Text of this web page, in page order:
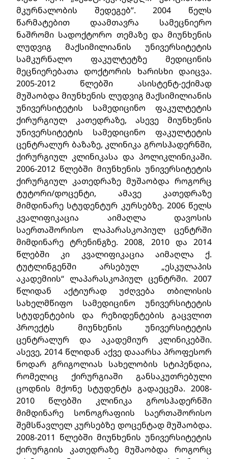
მკურნალობის შედეგებ”. 2004 წელს
წარმატებით დაამთავრა სამეცნიერო
ნაშრომი სადოქტორო თემაზე და მიუნხენის
ლუდვიგ მაქსიმილიანის უნივერსიტეტის
სამკურნალო ფაკულტეტზე მედიცინის
მეცნიერებათა დოქტორის ხარისხი დაიცვა.
2005-2012 წლებში ასისტენტ-ექიმად
მუშაობდა მიუნხენის ლუდვიგ მაქსიმილიანის
უნივერსიტეტის სამედიცინო ფაკულტეტის
ქირურგიულ კათედრაზე, ასევე მიუნხენის
უნივერსიტეტის სამედიცინო ფაკულტეტის
ცენტრალურ ბაზაზე, კლინიკა გროსჰადერნში,
ქირურგიულ კლინიკასა და პოლიკლინიკაში.
2006-2012 წლებში მიუნხენის უნივერსიტეტის
ქირურგიულ კათედრაზე მუშაობდა როგორც
ტუტორი/დოცენტი, ამავე კათედრაზე
მიმდინარე სტუდენტურ კურსებზე. 2006 წელს
კვალიფიკაცია აიმაღლა დავოსის
საერთაშორისო ლაპარასკოპიულ ცენტრში
მიმდინარე ტრენინგზე. 2008, 2010 და 2014
წლებში კი კვალიფიკაცია აიმაღლა ქ.
ტუტლინგენში არსებულ „ესკულაპის
აკადემიის“ ლაპარასკოპიულ ცენტრში. 2007
წლიდან აქტიურად უძღვება თბილისის
სახელმწიფო სამედიცინო უნივერსიტეტის
სტუდენტების და რეზიდენტების გაცვლით
პროექტს მიუნხენის უნივერსიტეტის
ცენტრალურ და აკადემიურ კლინიკებში.
ასევე, 2014 წლიდან აქვე დააარსა პროფესორ
ნოდარ გრიგოლიას სახელობის სტიპენდია,
რომელიც ქირურგიაში განსაკუთრებული
ცოდნის მქონე სტუდენტს გადაეცემა. 2008-
2010 წლებში კლინიკა გროსჰადერნში
მიმდინარე სონოგრაფიის საერთაშორისო
შემსწავლელ კურსებზე დოცენტად მუშაობდა.
2008-2011 წლებში მიუნხენის უნივერსიტეტის
ქირურგიის კათედრაზე მუშაობდა როგორც